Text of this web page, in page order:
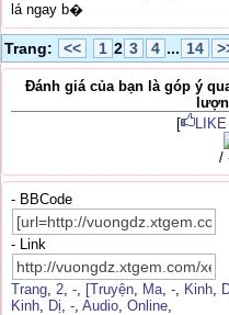
lá ngay b�
Trang: << 1 2 3 4 ... 14
Đánh giá của bạn là góp ý
[
LIKE
/
- BBCode
- Link
Trang, 2, -, [Truyện, Ma, -, Kinh,
Kinh, Dị, -, Audio, Online,